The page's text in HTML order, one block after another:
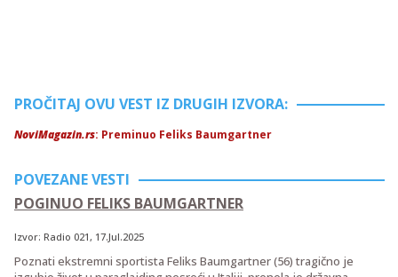
PROČITAJ OVU VEST IZ DRUGIH IZVORA:
NoviMagazin.rs: Preminuo Feliks Baumgartner
POVEZANE VESTI
POGINUO FELIKS BAUMGARTNER
Izvor: Radio 021 , 17.Jul.2025
Poznati ekstremni sportista Feliks Baumgartner (56) tragično je